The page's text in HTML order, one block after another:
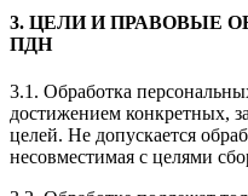
3. ЦЕЛИ И ПРАВОВЫЕ
ПДН
3.1. Обработка
достижением конкретных,
целей. Не допускается
несовместимая с целями